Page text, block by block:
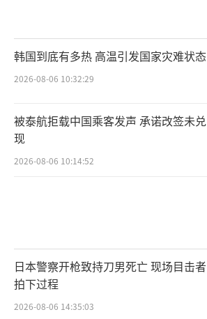
韩国到底有多热 高温引发国家灾难状态
2026-08-06 10:32:29
被泰航拒载中国乘客发声 承诺改签未兑
现
2026-08-06 10:14:52
日本警察开枪致持刀男死亡 现场目击者
拍下过程
2026-08-06 14:35:03